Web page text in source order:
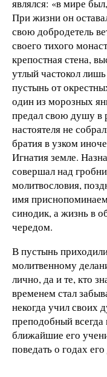
являлся: «в мире
При жизни он
свою добродетель
своего тихого
крепостная стена,
утлый частокол
пустынь от
один из морозных
предал свою душу в
настоятеля не
братия в узком
Игнатия земле.
совершал над
молитвословия,
имя
синодик, а жизнь в
чередом.
В пустынь
молитвенному
лично, да и те, кто
временем стал
некогда учил своих
преподобный
ближайшие его
поведать о годах